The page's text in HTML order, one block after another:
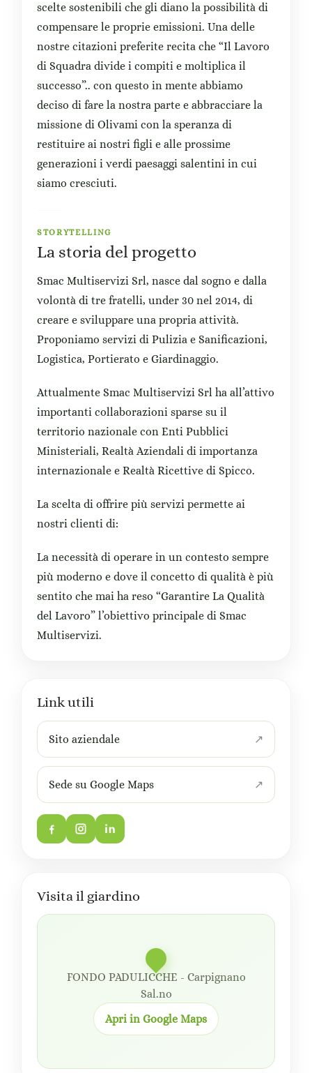
scelte sostenibili che gli diano la possibilità di
compensare le proprie emissioni. Una delle
nostre citazioni preferite recita che “Il Lavoro
di Squadra divide i compiti e moltiplica il
successo”.. con questo in mente abbiamo
deciso di fare la nostra parte e abbracciare la
missione di Olivami con la speranza di
restituire ai nostri figli e alle prossime
generazioni i verdi paesaggi salentini in cui
siamo cresciuti.
STORYTELLING
La storia del progetto
Smac Multiservizi Srl, nasce dal sogno e dalla
volontà di tre fratelli, under 30 nel 2014, di
creare e sviluppare una propria attività.
Proponiamo servizi di Pulizia e Sanificazioni,
Logistica, Portierato e Giardinaggio.
Attualmente Smac Multiservizi Srl ha all’attivo
importanti collaborazioni sparse su il
territorio nazionale con Enti Pubblici
Ministeriali, Realtà Aziendali di importanza
internazionale e Realtà Ricettive di Spicco.
La scelta di offrire più servizi permette ai
nostri clienti di:
La necessità di operare in un contesto sempre
più moderno e dove il concetto di qualità è più
sentito che mai ha reso “Garantire La Qualità
del Lavoro” l’obiettivo principale di Smac
Multiservizi.
Link utili
Sito aziendale
Sede su Google Maps
Visita il giardino
FONDO PADULICCHE - Carpignano
Sal.no
Apri in Google Maps